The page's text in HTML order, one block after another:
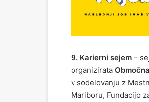
9. Karierni sejem –
organizirata
v sodelovanju z
Mariboru, Fundacijo